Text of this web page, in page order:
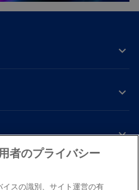
新
新
新
アクセシビリティーヘルプ通報窓口
者のプライバシー
スの識別、サイト運営の有